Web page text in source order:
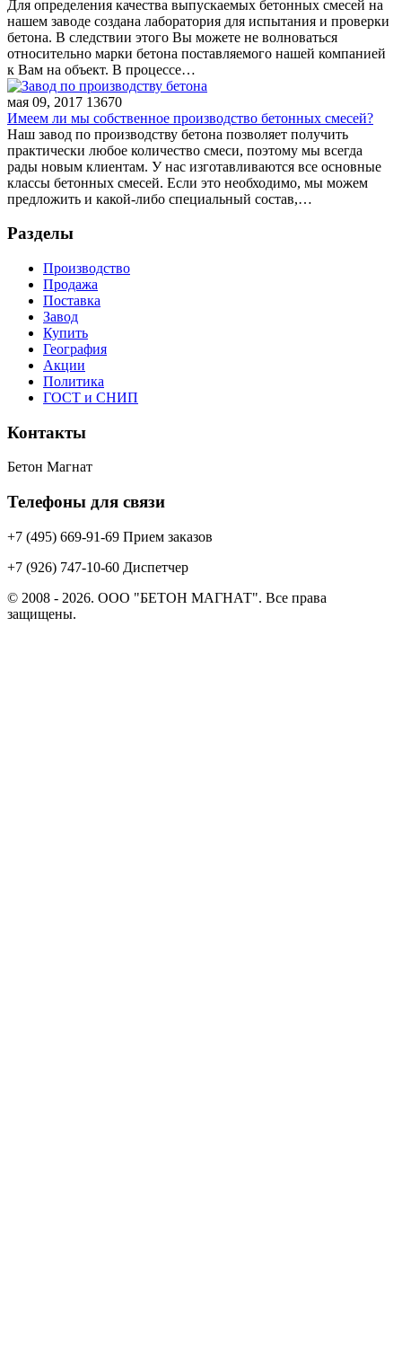
Для определения качества выпускаемых бетонных смесей на
нашем заводе создана лаборатория для испытания и проверки
бетона. В следствии этого Вы можете не волноваться
относительно марки бетона поставляемого нашей компанией
к Вам на объект. В процессе…
мая 09, 2017 13670
Имеем ли мы собственное производство бетонных смесей?
Наш завод по производству бетона позволяет получить
практически любое количество смеси, поэтому мы всегда
рады новым клиентам. У нас изготавливаются все основные
классы бетонных смесей. Если это необходимо, мы можем
предложить и какой-либо специальный состав,…
Разделы
Производство
Продажа
Поставка
Завод
Купить
География
Акции
Политика
ГОСТ и СНИП
Контакты
Бетон Магнат
Телефоны для связи
+7 (495) 669-91-69 Прием заказов
+7 (926) 747-10-60 Диспетчер
© 2008 - 2026. ООО "БЕТОН МАГНАТ". Все права
защищены.